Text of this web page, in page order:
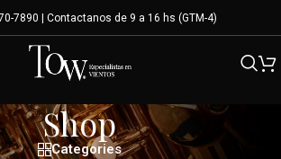
7890 | Contactanos de 9 a 16 hs (GTM-4)
Shop
Categories